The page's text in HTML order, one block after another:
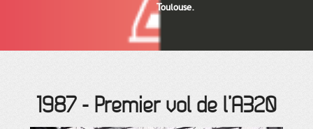
Toulouse.
1987- Premier vol de l’A320